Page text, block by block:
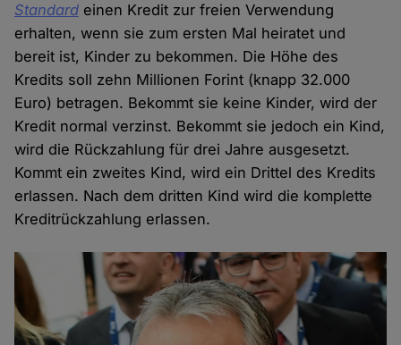
Standard einen Kredit zur freien Verwendung
erhalten, wenn sie zum ersten Mal heiratet und
bereit ist, Kinder zu bekommen. Die Höhe des
Kredits soll zehn Millionen Forint (knapp 32.000
Euro) betragen. Bekommt sie keine Kinder, wird der
Kredit normal verzinst. Bekommt sie jedoch ein Kind,
wird die Rückzahlung für drei Jahre ausgesetzt.
Kommt ein zweites Kind, wird ein Drittel des Kredits
erlassen. Nach dem dritten Kind wird die komplette
Kreditrückzahlung erlassen.